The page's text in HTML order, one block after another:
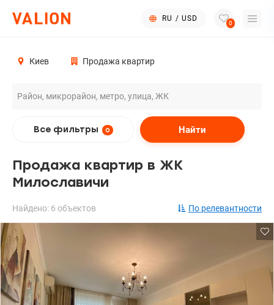
RU / USD
0
Киев Продажа квартир
Все фильтры 0 Найти
Продажа квартир в ЖК
Милославичи
Найдено: 6 объектов По релевантности